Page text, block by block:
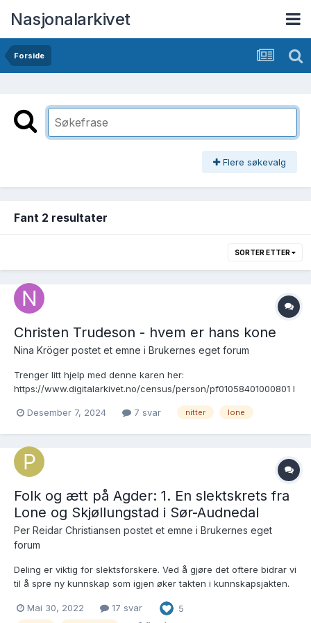
Nasjonalarkivet
Forside
Flere søkevalg
Fant 2 resultater
SORTER ETTER
Christen Trudeson - hvem er hans kone
Nina Kröger postet et emne i Brukernes eget forum
Trenger litt hjelp med denne karen her:
https://www.digitalarkivet.no/census/person/pf01058401000801 I
Askvoll. Det kan jo ikke stemme med fødsel av sønnen Gregorius
Desember 7, 2024 7 svar nitter lone
Folk og ætt på Agder: 1. En slektskrets fra
Lone og Skjøllungstad i Sør-Audnedal
Per Reidar Christiansen postet et emne i Brukernes eget
forum
Deling er viktig for slektsforskere. Ved å gjøre det oftere bidrar vi
til å spre ny kunnskap som igjen øker takten i kunnskapsjakten.
man ventet på det siste funnet, det som skulle gjøre produktet
Mai 30, 2022 17 svar 5